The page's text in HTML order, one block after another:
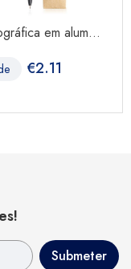
em alum...
€2.11